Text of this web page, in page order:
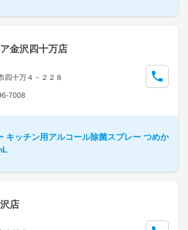
金沢四十万店
四十万４－２２８
7008
キッチン用アルコール除菌スプレー つめか
店